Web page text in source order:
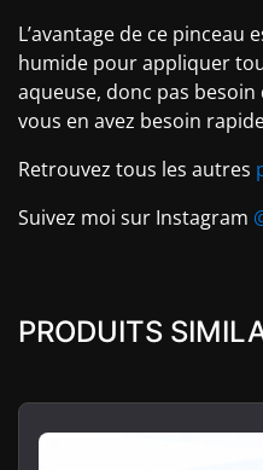
L’avantage de ce pinceau
humide pour appliquer
aqueuse, donc pas besoin
vous en avez besoin
Retrouvez tous les autres
Suivez moi sur Instagram
PRODUITS